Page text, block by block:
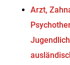
Arzt,